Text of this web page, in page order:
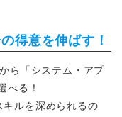
得意を伸ばす！
ら「システム・アプ
べる！
ルを深められるの